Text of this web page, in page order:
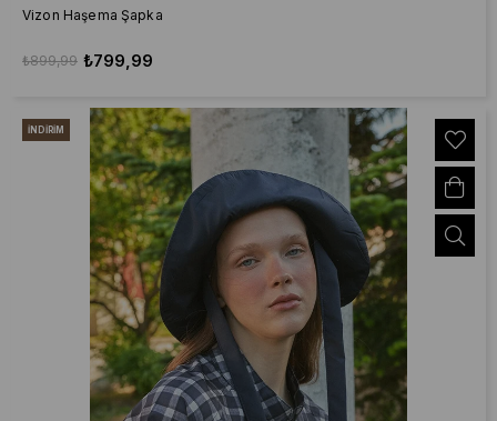
Vizon Haşema Şapka
₺799,99
₺899,99
İNDIRIM